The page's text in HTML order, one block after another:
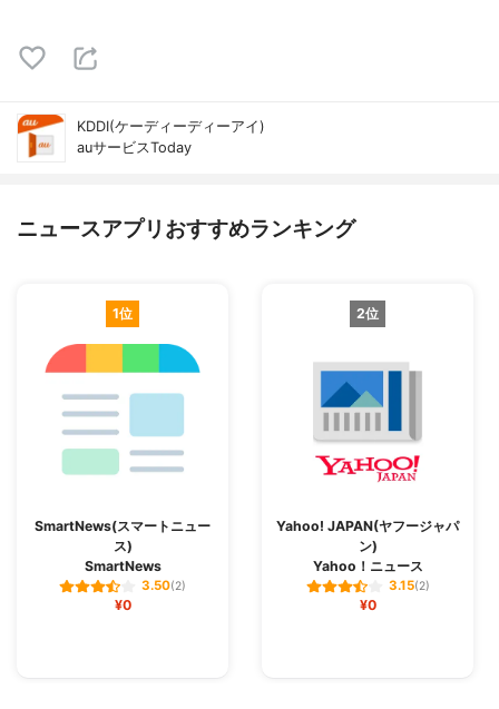
KDDI(ケーディーディーアイ)
auサービスToday
ニュースアプリおすすめランキング
1位
SmartNews(スマートニュー
ス)
SmartNews
3.50(2)
¥0
2位
Yahoo! JAPAN(ヤフージャパ
ン)
Yahoo！ニュース
3.15(2)
¥0